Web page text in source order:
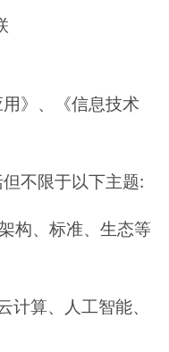
用》、《信息技术
社
但不限于以下主题:
构、标准、生态等
计算、人工智能、